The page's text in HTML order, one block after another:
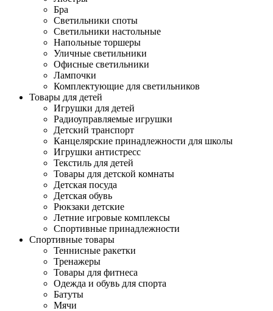
Бра
Светильники споты
Светильники настольные
Напольные торшеры
Уличные светильники
Офисные светильники
Лампочки
Комплектующие для светильников
Товары для детей
Игрушки для детей
Радиоуправляемые игрушки
Детский транспорт
Канцелярские принадлежности для школы
Игрушки антистресс
Текстиль для детей
Товары для детской комнаты
Детская посуда
Детская обувь
Рюкзаки детские
Летние игровые комплексы
Спортивные принадлежности
Спортивные товары
Теннисные ракетки
Тренажеры
Товары для фитнеса
Одежда и обувь для спорта
Батуты
Мячи